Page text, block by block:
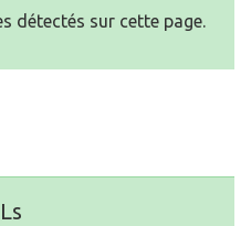
détectés sur cette page.